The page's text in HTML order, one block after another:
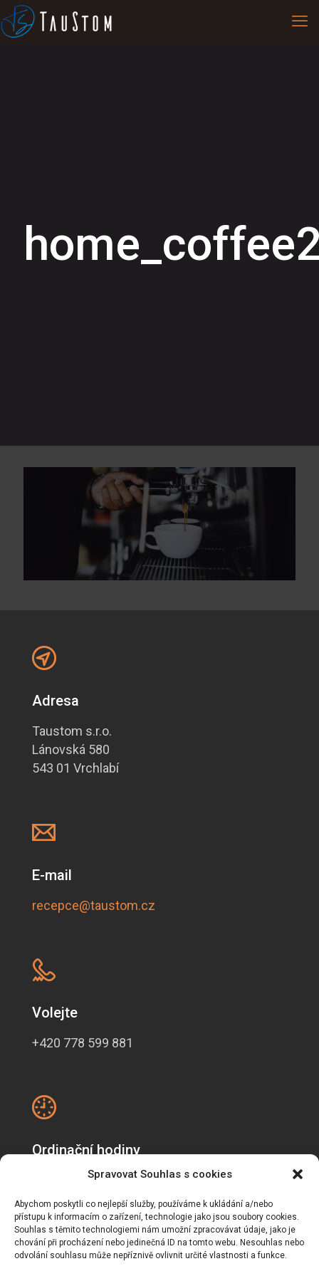
Spravovat Souhlas s cookies
Abychom poskytli co nejlepší služby, používáme k ukládání a/nebo
přístupu k informacím o zařízení, technologie jako jsou soubory cookies.
Souhlas s těmito technologiemi nám umožní zpracovávat údaje, jako je
chování při procházení nebo jedinečná ID na tomto webu. Nesouhlas nebo
odvolání souhlasu může nepříznivě ovlivnit určité vlastnosti a funkce.
Adresa
Taustom s.r.o.
Lánovská 580
543 01 Vrchlabí
E-mail
recepce@taustom.cz
Volejte
+420 778 599 881
Ordinační hodiny
Pondělí, úterý, čtvrtek: 8:30-16:00
Středa: 12.00-18:00
Pátek: 8:30-14:00